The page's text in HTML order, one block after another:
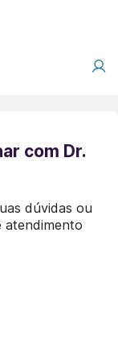
com Dr.
dúvidas ou
atendimento